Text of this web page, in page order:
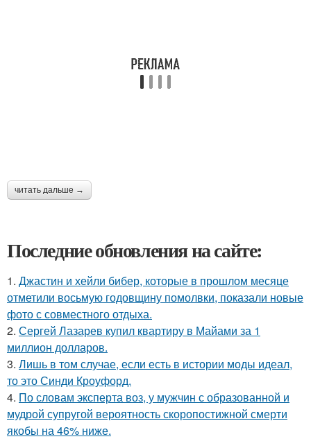
читать дальше →
Последние обновления на сайте:
1. Джастин и хейли бибер, которые в прошлом месяце
отметили восьмую годовщину помолвки, показали новые
фото с совместного отдыха.
2. Сергей Лазарев купил квартиру в Майами за 1
миллион долларов.
3. Лишь в том случае, если есть в истории моды идеал,
то это Синди Кроуфорд.
4. По словам эксперта воз, у мужчин с образованной и
мудрой супругой вероятность скоропостижной смерти
якобы на 46% ниже.